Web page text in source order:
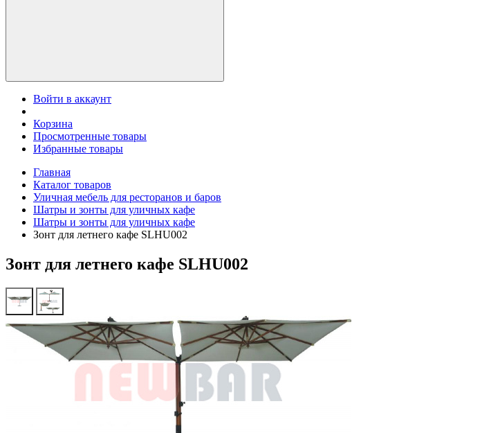
Войти в аккаунт
Корзина
Просмотренные товары
Избранные товары
Главная
Каталог товаров
Уличная мебель для ресторанов и баров
Шатры и зонты для уличных кафе
Шатры и зонты для уличных кафе
Зонт для летнего кафе SLHU002
Зонт для летнего кафе SLHU002